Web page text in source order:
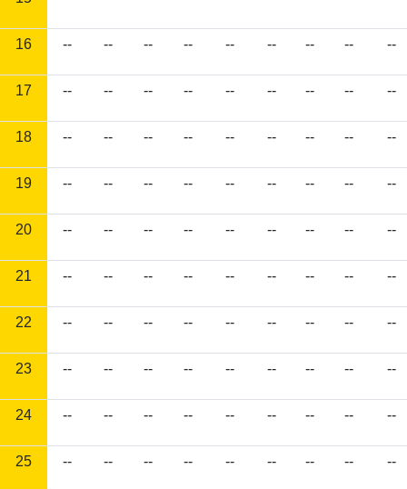
16 -- -- -- -- -- -- -- -- --
17 -- -- -- -- -- -- -- -- --
18 -- -- -- -- -- -- -- -- --
19 -- -- -- -- -- -- -- -- --
20 -- -- -- -- -- -- -- -- --
21 -- -- -- -- -- -- -- -- --
22 -- -- -- -- -- -- -- -- --
23 -- -- -- -- -- -- -- -- --
24 -- -- -- -- -- -- -- -- --
25 -- -- -- -- -- -- -- -- --